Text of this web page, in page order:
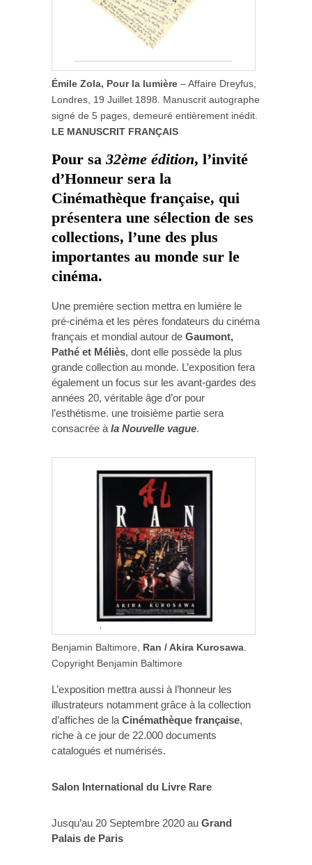
Émile Zola, Pour la lumière – Affaire Dreyfus,
Londres, 19 Juillet 1898. Manuscrit autographe
signé de 5 pages, demeuré entièrement inédit.
LE MANUSCRIT FRANÇAIS
Pour sa 32ème édition, l’invité
d’Honneur sera la
Cinémathèque française, qui
présentera une sélection de ses
collections, l’une des plus
importantes au monde sur le
cinéma.
Une première section mettra en lumière le
pré-cinéma et les pères fondateurs du cinéma
français et mondial autour de Gaumont,
Pathé et Méliès, dont elle possède la plus
grande collection au monde. L’exposition fera
également un focus sur les avant-gardes des
années 20, véritable âge d’or pour
l’esthétisme. une troisième partie sera
consacrée à la Nouvelle vague.
Benjamin Baltimore, Ran / Akira Kurosawa.
Copyright Benjamin Baltimore
L’exposition mettra aussi à l’honneur les
illustrateurs notamment grâce à la collection
d’affiches de la Cinémathèque française,
riche à ce jour de 22.000 documents
catalogués et numérisés.
Salon International du Livre Rare
Jusqu’au 20 Septembre 2020 au Grand
Palais de Paris